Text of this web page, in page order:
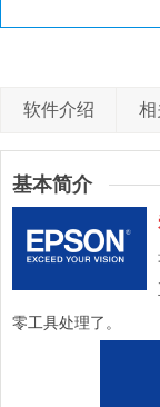
软件介绍 相
基本简介
零工具处理了。